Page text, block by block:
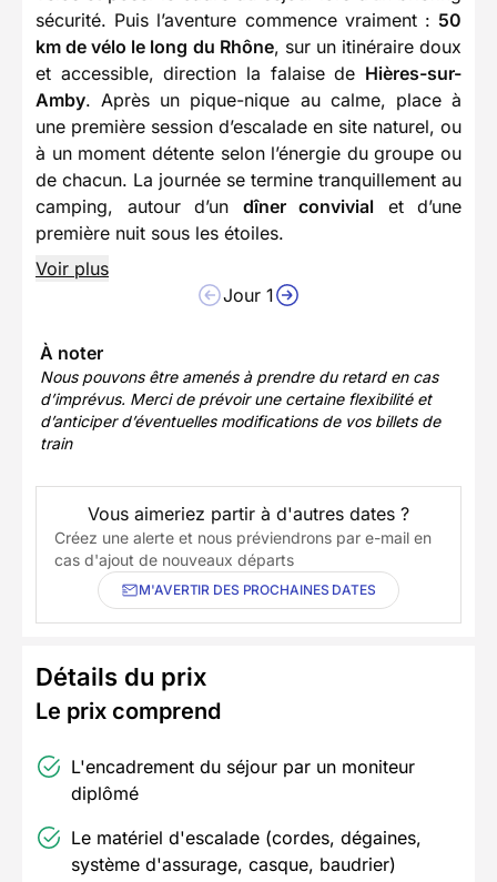
sécurité. Puis l’aventure commence vraiment : 50
km de vélo le long du Rhône, sur un itinéraire doux
et accessible, direction la falaise de Hières-sur-
Amby. Après un pique-nique au calme, place à
une première session d’escalade en site naturel, ou
à un moment détente selon l’énergie du groupe ou
de chacun. La journée se termine tranquillement au
camping, autour d’un dîner convivial et d’une
première nuit sous les étoiles.
Voir plus
Jour 1
À noter
Nous pouvons être amenés à prendre du retard en cas
d’imprévus. Merci de prévoir une certaine flexibilité et
d’anticiper d’éventuelles modifications de vos billets de
train
Vous aimeriez partir à d'autres dates ?
Créez une alerte et nous préviendrons par e-mail en
cas d'ajout de nouveaux départs
M'AVERTIR DES PROCHAINES DATES
Détails du prix
Le prix comprend
L'encadrement du séjour par un moniteur
diplômé
Le matériel d'escalade (cordes, dégaines,
système d'assurage, casque, baudrier)